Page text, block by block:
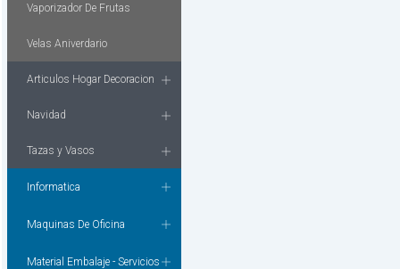
Vaporizador De Frutas
Velas Aniverdario
Articulos Hogar Decoracion
Navidad
Tazas y Vasos
Informatica
Maquinas De Oficina
Material Embalaje - Servicios